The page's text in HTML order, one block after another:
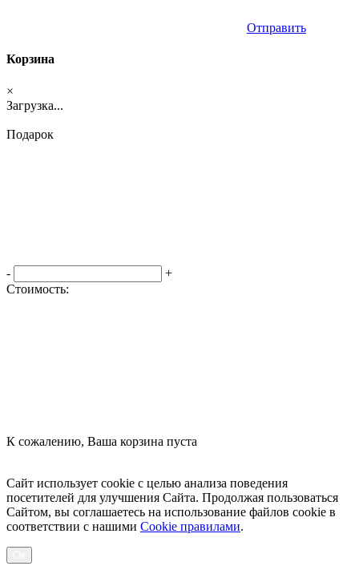
Отправить
Корзина
×
Загрузка...
Подарок
-
+
Стоимость:
К сожалению, Ваша корзина пуста
Сайт использует cookie с целью анализа поведения
посетителей для улучшения Сайта. Продолжая пользоваться
Сайтом, вы соглашаетесь на использование файлов cookie в
соответствии с нашими Cookiе правилами.